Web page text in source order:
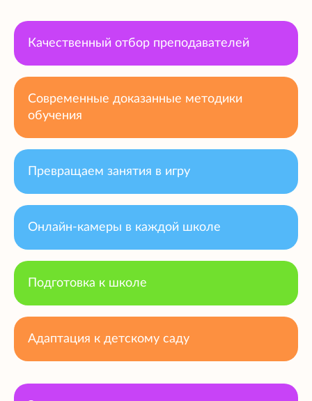
Качественный отбор преподавателей
Современные доказанные методики
обучения
Превращаем занятия в игру
Онлайн-камеры в каждой школе
Подготовка к школе
Адаптация к детскому саду